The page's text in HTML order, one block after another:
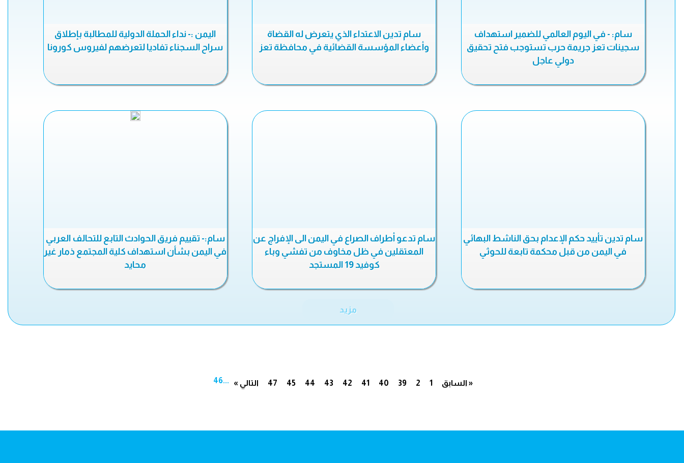
سام: - في اليوم العالمي للضمير استهداف
سجينات تعز جريمة حرب تستوجب فتح تحقيق
دولي عاجل
سام تدين الاعتداء الذي يتعرض له القضاة
وأعضاء المؤسسة القضائية في محافظة تعز
اليمن :- نداء الحملة الدولية للمطالبة بإطلاق
سراح السجناء تفاديا لتعرضهم لفيروس كورونا
سام تدين تأييد حكم الإعدام بحق الناشط البهائي
في اليمن من قبل محكمة تابعة للحوثي
سام تدعو أطراف الصراع في اليمن الى الإفراج عن
المعتقلين في ظل مخاوف من تفشي وباء
كوفيد 19 المستجد
سام:- تقييم فريق الحوادث التابع للتحالف العربي
في اليمن بشأن استهداف كلية المجتمع ذمار غير
محايد
مزيد
« السابق 1
2
... 39
40
41
42
43
44
45
46 47 التالي »